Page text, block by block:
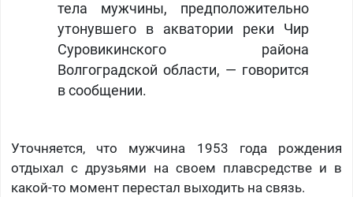
тела мужчины, предположительно
утонувшего в акватории реки Чир
Суровикинского района
Волгоградской области, — говорится
в сообщении.
Уточняется, что мужчина 1953 года рождения
отдыхал с друзьями на своем плавсредстве и в
какой-то момент перестал выходить на связь.